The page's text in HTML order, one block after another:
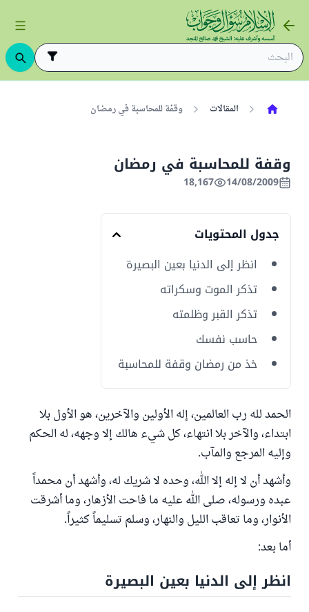
المقالات وقفة للمحاسبة في رمضان
وقفة للمحاسبة في رمضان
14/08/2009
18,167
جدول المحتويات
انظر إلى الدنيا بعين البصيرة
تذكر الموت وسكراته
تذكر القبر وظلمته
حاسب نفسك
خذ من رمضان وقفة للمحاسبة
الحمد لله رب العالمين، إله الأولين والآخرين، هو الأول بلا
ابتداء، والآخر بلا انتهاء، كل شيء هالك إلا وجهه، له الحكم
وإليه المرجع والمآب.
وأشهد أن لا إله إلا الله، وحده لا شريك له، وأشهد أن محمداً
عبده ورسوله، صلى الله عليه ما فاحت الأزهار، وما أشرقت
الأنوار، وما تعاقب الليل والنهار، وسلم تسليماً كثيراً.
أما بعد:
انظر إلى الدنيا بعين البصيرة